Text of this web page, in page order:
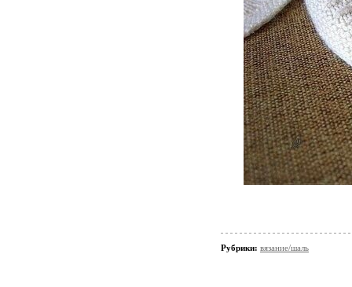
Рубрики: вязание/шаль